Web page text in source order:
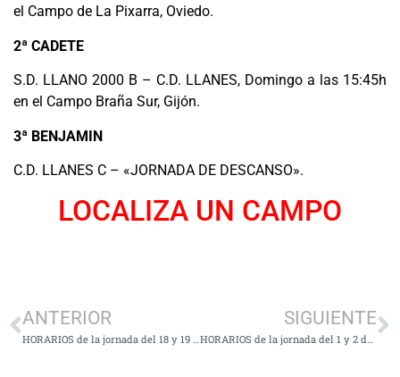
el Campo de La Pixarra, Oviedo.
2ª CADETE
S.D. LLANO 2000 B – C.D. LLANES, Domingo a las 15:45h
en el Campo Braña Sur, Gijón.
3ª BENJAMIN
C.D. LLANES C – «JORNADA DE DESCANSO».
LOCALIZA UN CAMPO
ANTERIOR
HORARIOS de la jornada del 18 y 19 de Marzo
SIGUIENTE
HORARIOS de la jornada del 1 y 2 de Abril